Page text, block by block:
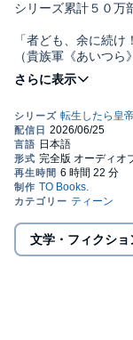
シリーズ累計５０万
「者ども、余に続け
（貴族軍《あいつ
元エスプリ幼帝の痛
【あらすじ】
皇国との全面戦争、
帝国の威信にかけて
も新体制としたカー
各都市はろくに抵抗
まった会戦でも兵力
文学・フィクシ